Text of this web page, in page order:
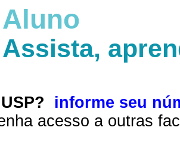
Aluno
Assista,
informe seu
acesso a outras